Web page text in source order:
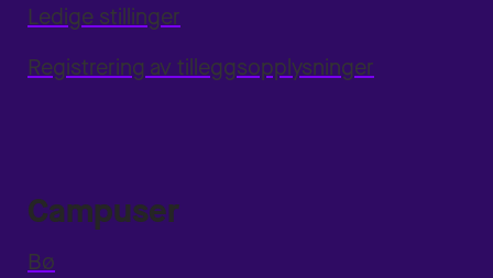
Ledige stillinger
Registrering av tilleggsopplysninger
Campuser
Bø